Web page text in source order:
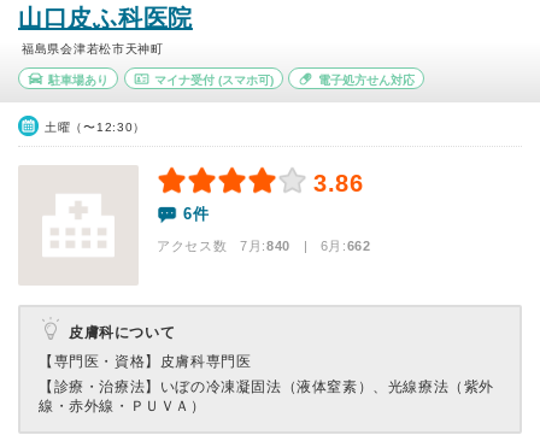
山口皮ふ科医院
福島県会津若松市天神町
駐車場あり マイナ受付(スマホ可) 電子処方せん対応
土曜（〜12:30）
3.86
6件
アクセス数 7月:840 | 6月:662
皮膚科について
【専門医・資格】 皮膚科専門医
【診療・治療法】 いぼの冷凍凝固法（液体窒素）、光線療法（紫外
線・赤外線・ＰＵＶＡ）